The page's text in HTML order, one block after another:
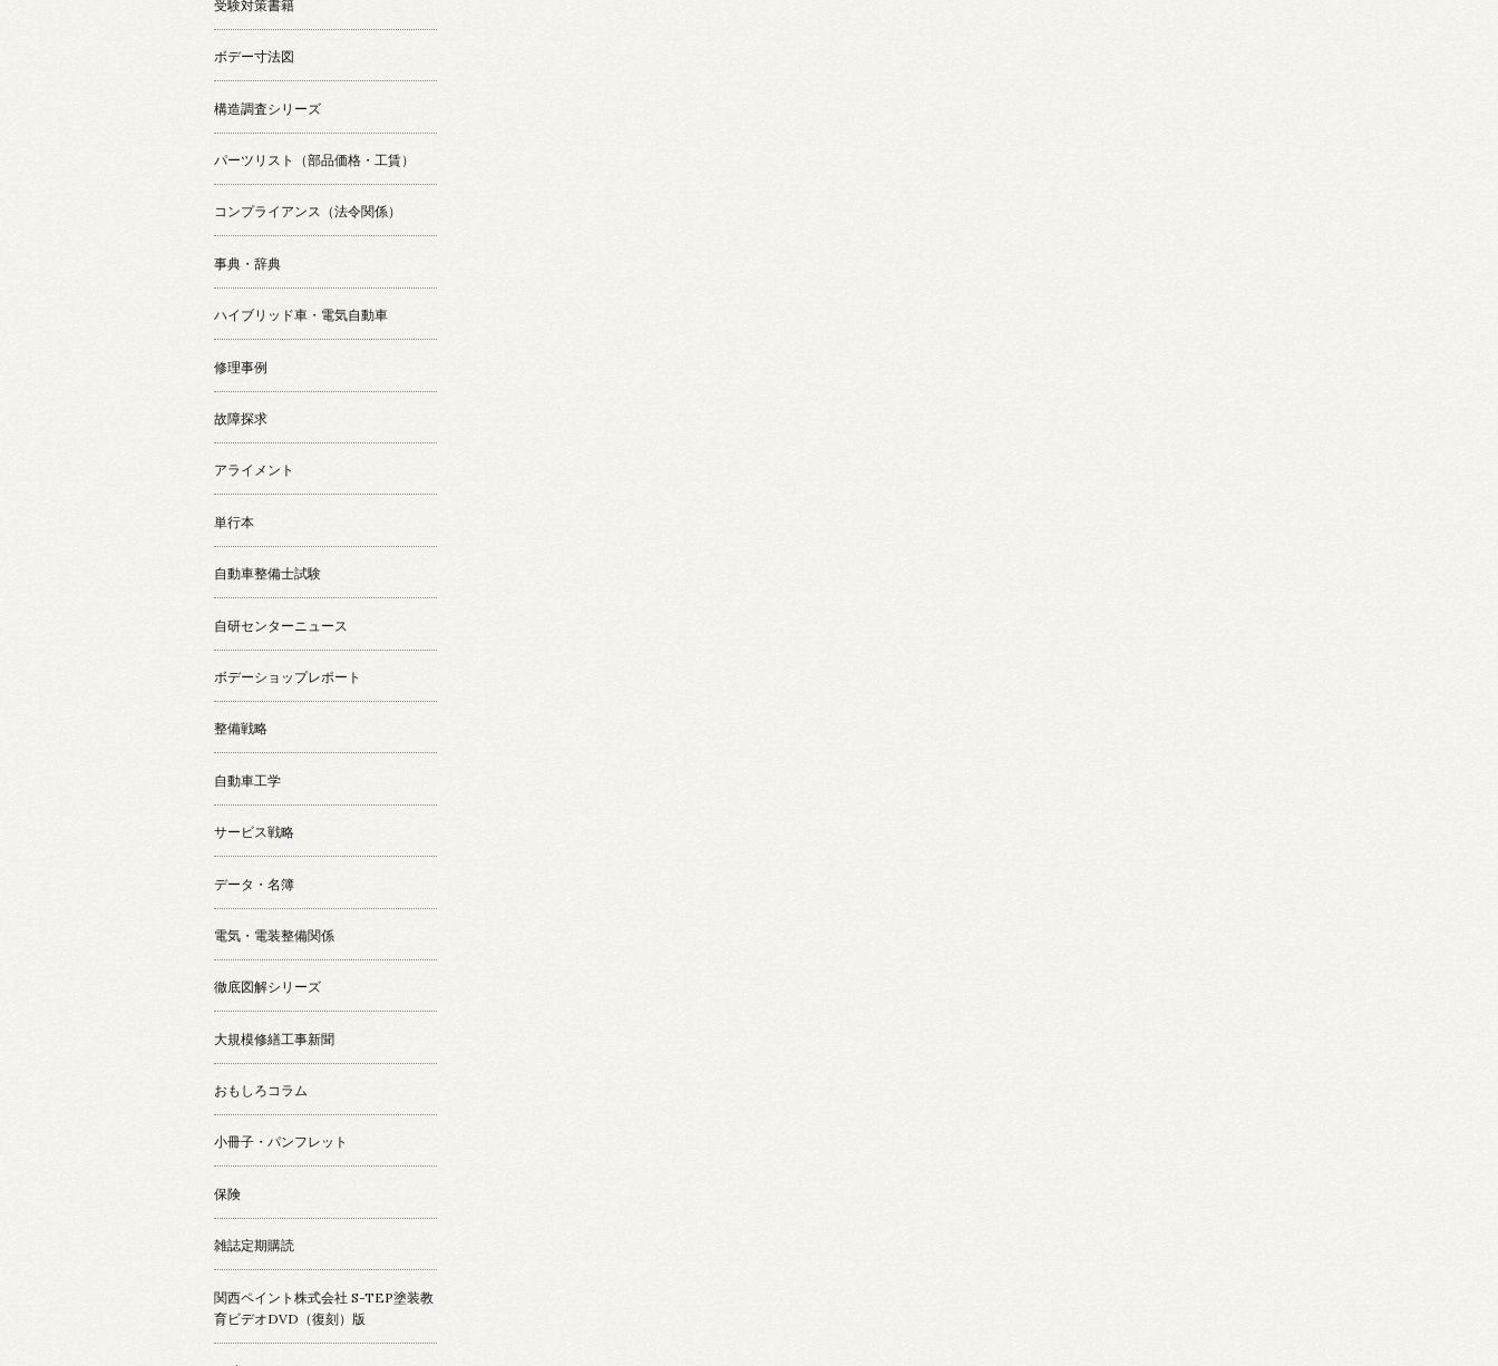
受験対策書籍
ボデー寸法図
構造調査シリーズ
パーツリスト（部品価格・工賃）
コンプライアンス（法令関係）
事典・辞典
ハイブリッド車・電気自動車
修理事例
故障探求
アライメント
単行本
自動車整備士試験
自研センターニュース
ボデーショップレポート
整備戦略
自動車工学
サービス戦略
データ・名簿
電気・電装整備関係
徹底図解シリーズ
大規模修繕工事新聞
おもしろコラム
小冊子・パンフレット
保険
雑誌定期購読
関西ペイント株式会社 S-TEP塗装教
育ビデオDVD（復刻）版